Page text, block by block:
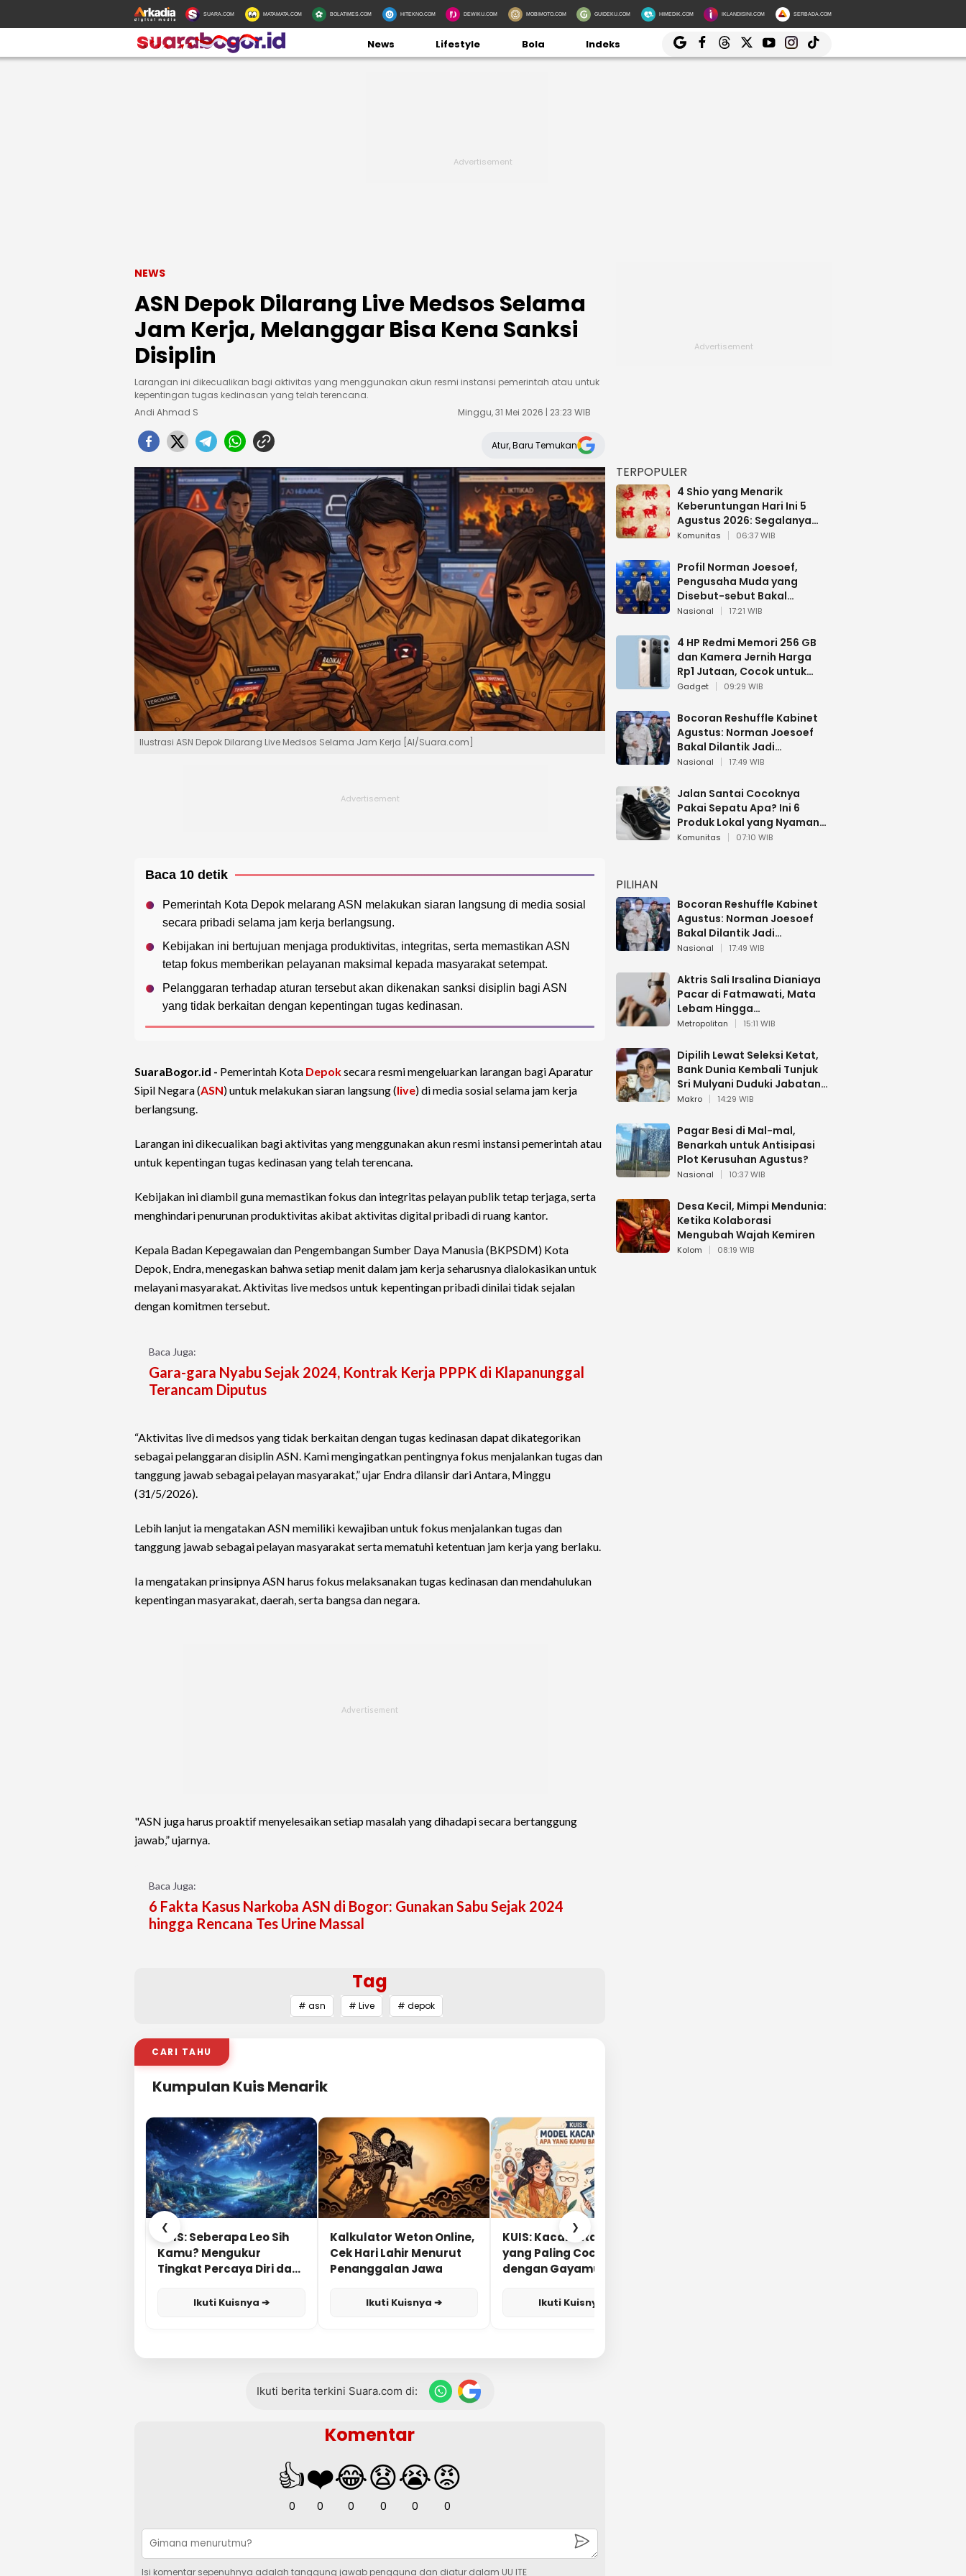
SUARA.COM MATAMATA.COM BOLATIMES.COM HITEKNO.COM DEWIKU.COM MOBIMOTO.COM GUIDEKU.COM HIMEDIK.COM IKLANDISINI.COM SERBADA.COM
News Lifestyle Bola Indeks
NEWS
ASN Depok Dilarang Live Medsos Selama
Jam Kerja, Melanggar Bisa Kena Sanksi
Disiplin
Larangan ini dikecualikan bagi aktivitas yang menggunakan akun resmi instansi pemerintah atau untuk
kepentingan tugas kedinasan yang telah terencana.
Andi Ahmad S
Minggu, 31 Mei 2026 | 23:23 WIB
Atur, Baru Temukan
Ilustrasi ASN Depok Dilarang Live Medsos Selama Jam Kerja [AI/Suara.com]
Baca 10 detik
Pemerintah Kota Depok melarang ASN melakukan siaran langsung di media sosial
secara pribadi selama jam kerja berlangsung.
Kebijakan ini bertujuan menjaga produktivitas, integritas, serta memastikan ASN
tetap fokus memberikan pelayanan maksimal kepada masyarakat setempat.
Pelanggaran terhadap aturan tersebut akan dikenakan sanksi disiplin bagi ASN
yang tidak berkaitan dengan kepentingan tugas kedinasan.
SuaraBogor.id - Pemerintah Kota Depoksecara resmi mengeluarkan larangan bagi Aparatur
Sipil Negara (ASN) untuk melakukan siaran langsung (live) di media sosial selama jam kerja
berlangsung.
Larangan ini dikecualikan bagi aktivitas yang menggunakan akun resmi instansi pemerintah atau
untuk kepentingan tugas kedinasan yang telah terencana.
Kebijakan ini diambil guna memastikan fokus dan integritas pelayan publik tetap terjaga, serta
menghindari penurunan produktivitas akibat aktivitas digital pribadi di ruang kantor.
Kepala Badan Kepegawaian dan Pengembangan Sumber Daya Manusia (BKPSDM) Kota
Depok, Endra, menegaskan bahwa setiap menit dalam jam kerja seharusnya dialokasikan untuk
melayani masyarakat. Aktivitas live medsos untuk kepentingan pribadi dinilai tidak sejalan
dengan komitmen tersebut.
Baca Juga:
Gara-gara Nyabu Sejak 2024, Kontrak Kerja PPPK di Klapanunggal
Terancam Diputus
“Aktivitas live di medsos yang tidak berkaitan dengan tugas kedinasan dapat dikategorikan
sebagai pelanggaran disiplin ASN. Kami mengingatkan pentingnya fokus menjalankan tugas dan
tanggung jawab sebagai pelayan masyarakat,” ujar Endra dilansir dari Antara, Minggu
(31/5/2026).
Lebih lanjut ia mengatakan ASN memiliki kewajiban untuk fokus menjalankan tugas dan
tanggung jawab sebagai pelayan masyarakat serta mematuhi ketentuan jam kerja yang berlaku.
Ia mengatakan prinsipnya ASN harus fokus melaksanakan tugas kedinasan dan mendahulukan
kepentingan masyarakat, daerah, serta bangsa dan negara.
"ASN juga harus proaktif menyelesaikan setiap masalah yang dihadapi secara bertanggung
jawab,” ujarnya.
Baca Juga:
6 Fakta Kasus Narkoba ASN di Bogor: Gunakan Sabu Sejak 2024
hingga Rencana Tes Urine Massal
Tag
# asn # Live # depok
CARI TAHU
Kumpulan Kuis Menarik
❮
KUIS: Seberapa Leo Sih
Kamu? Mengukur
Tingkat Percaya Diri dan
Ikuti Kuisnya ➔
Kalkulator Weton Online,
Cek Hari Lahir Menurut
Penanggalan Jawa
Ikuti Kuisnya ➔
KUIS: Kacamata Apa
yang Paling Cocok
dengan Gayamu?
Ikuti Kuisnya ➔
❯
Ikuti berita terkini Suara.com di:
Komentar
👍
0
❤️
0
😂
0
😧
0
😭
0
😡
0
Isi komentar sepenuhnya adalah tanggung jawab pengguna dan diatur dalam UU ITE
TERPOPULER
4 Shio yang Menarik
Keberuntungan Hari Ini 5
Agustus 2026: Segalanya
Berjalan Lancar
Komunitas 06:37 WIB
Profil Norman Joesoef,
Pengusaha Muda yang
Disebut-sebut Bakal
Dilantik Jadi Wamenhan RI
Nasional 17:21 WIB
4 HP Redmi Memori 256 GB
dan Kamera Jernih Harga
Rp1 Jutaan, Cocok untuk
Multitasking
Gadget 09:29 WIB
Bocoran Reshuffle Kabinet
Agustus: Norman Joesoef
Bakal Dilantik Jadi
Wamenhan RI
Nasional 17:49 WIB
Jalan Santai Cocoknya
Pakai Sepatu Apa? Ini 6
Produk Lokal yang Nyaman
Buat 17 Agustusan
Komunitas 07:10 WIB
PILIHAN
Bocoran Reshuffle Kabinet
Agustus: Norman Joesoef
Bakal Dilantik Jadi
Wamenhan RI
Nasional 17:49 WIB
Aktris Sali Irsalina Dianiaya
Pacar di Fatmawati, Mata
Lebam Hingga
Diselamatkan Polantas
Metropolitan 15:11 WIB
Dipilih Lewat Seleksi Ketat,
Bank Dunia Kembali Tunjuk
Sri Mulyani Duduki Jabatan
Strategis
Makro 14:29 WIB
Pagar Besi di Mal-mal,
Benarkah untuk Antisipasi
Plot Kerusuhan Agustus?
Nasional 10:37 WIB
Desa Kecil, Mimpi Mendunia:
Ketika Kolaborasi
Mengubah Wajah Kemiren
Kolom 08:19 WIB